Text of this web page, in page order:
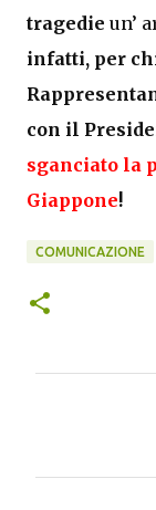
tragedie un’
infatti, per
con il
sganciato la
Giappone!
COMUNICAZIONE